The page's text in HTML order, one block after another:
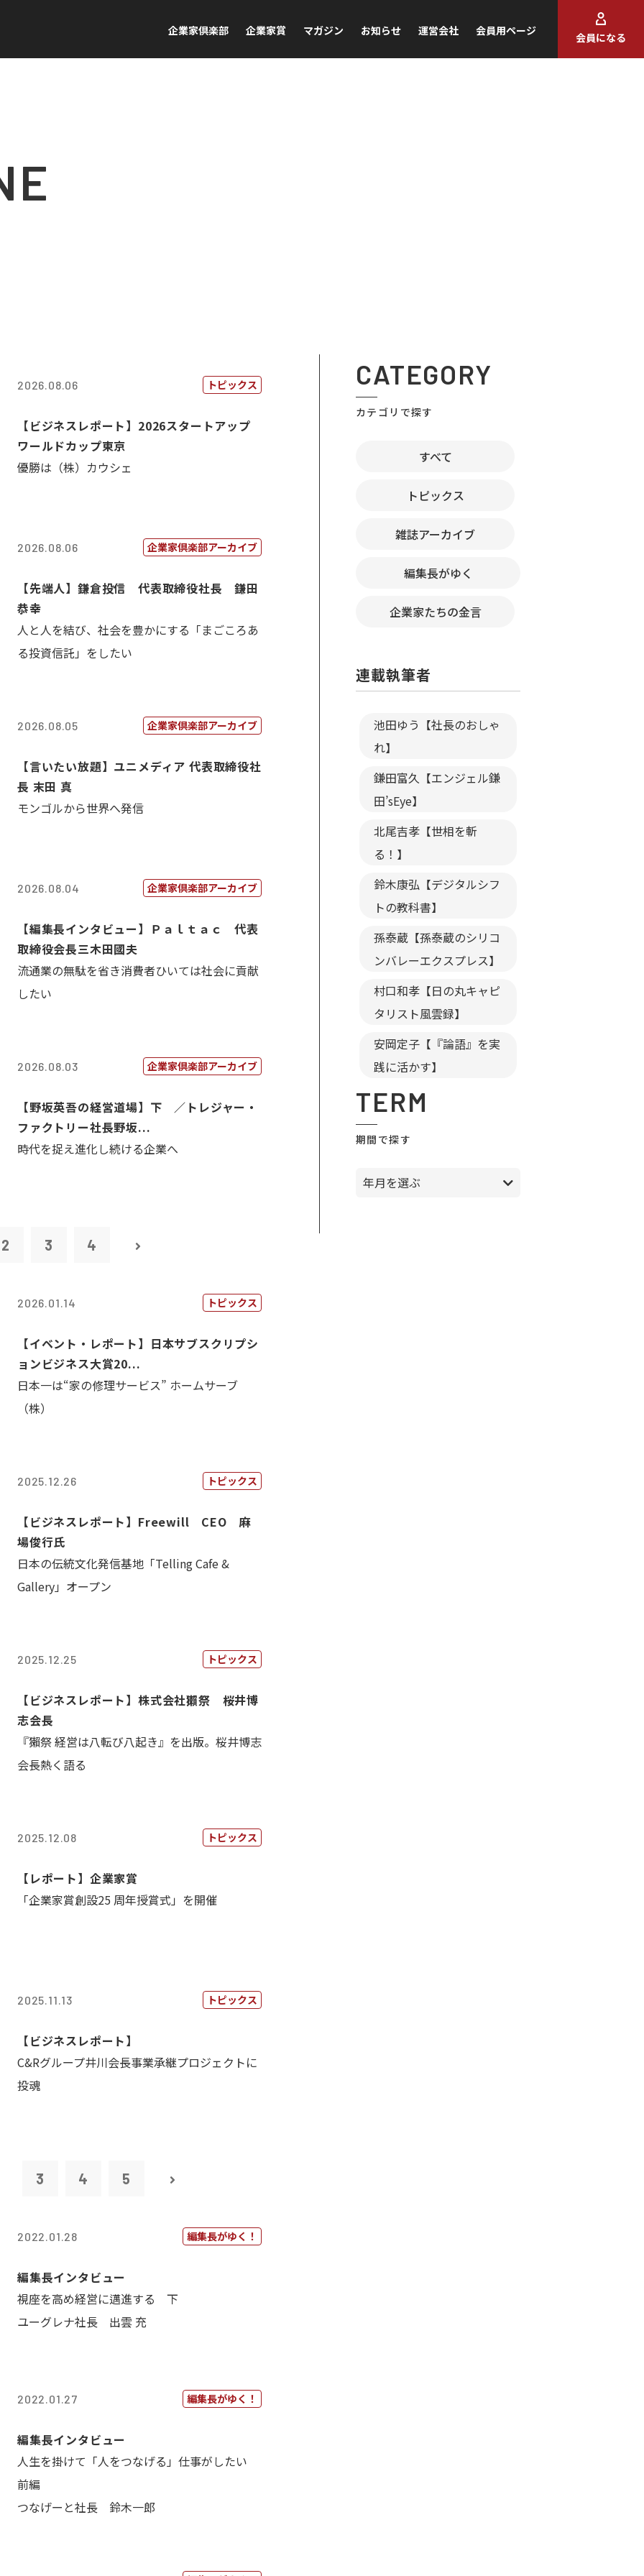
企業家倶楽部 企業家賞 マガジン お知らせ 運営会社 会員用ページ
会員になる
2026.08.06 トピックス
【ビジネスレポート】2026スタートアップ
ワールドカップ東京
優勝は（株）カウシェ
2026.08.06 企業家倶楽部アーカイブ
【先端人】鎌倉投信 代表取締役社長 鎌田
恭幸
人と人を結び、社会を豊かにする「まごころあ
る投資信託」をしたい
2026.08.05 企業家倶楽部アーカイブ
【言いたい放題】ユニメディア 代表取締役社
長 末田 真
モンゴルから世界へ発信
2026.08.04 企業家倶楽部アーカイブ
【編集長インタビュー】Ｐａｌｔａｃ 代表
取締役会長三木田國夫
流通業の無駄を省き消費者ひいては社会に貢献
したい
2026.08.03 企業家倶楽部アーカイブ
【野坂英吾の経営道場】下 ／トレジャー・
ファクトリー社長野坂...
時代を捉え進化し続ける企業へ
2 3 4
2026.01.14 トピックス
【イベント・レポート】日本サブスクリプシ
ョンビジネス大賞20...
日本一は“家の修理サービス” ホームサーブ
（株）
2025.12.26 トピックス
【ビジネスレポート】Freewill CEO 麻
場俊行氏
日本の伝統文化発信基地「Telling Cafe &
Gallery」オープン
2025.12.25 トピックス
【ビジネスレポート】株式会社獺祭 桜井博
志会長
『獺祭 経営は八転び八起き』を出版。桜井博志
会長熱く語る
2025.12.08 トピックス
【レポート】企業家賞
「企業家賞創設25 周年授賞式」を開催
2025.11.13 トピックス
【ビジネスレポート】
C&Rグループ井川会長事業承継プロジェクトに
投魂
3 4 5
2022.01.28 編集長がゆく！
編集長インタビュー
視座を高め経営に邁進する 下
ユーグレナ社長 出雲 充
2022.01.27 編集長がゆく！
編集長インタビュー
人生を掛けて「人をつなげる」仕事がしたい
前編
つなげーと社長 鈴木一郎
CATEGORY
カテゴリで探す
すべて
トピックス
雑誌アーカイブ
編集長がゆく
企業家たちの金言
連載執筆者
池田ゆう【社長のおしゃ
れ】
鎌田富久【エンジェル鎌
田’sEye】
北尾吉孝【世相を斬
る！】
鈴木康弘【デジタルシフ
トの教科書】
孫泰蔵【孫泰蔵のシリコ
ンバレーエクスプレス】
村口和孝【日の丸キャピ
タリスト風雲録】
安岡定子【『論語』を実
践に活かす】
TERM
期間で探す
年月を選ぶ